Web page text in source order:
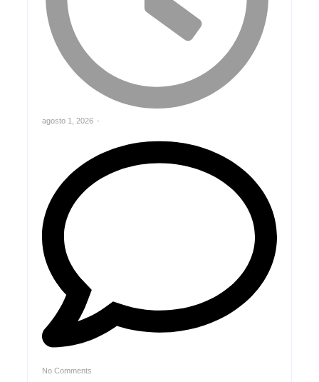
agosto 1, 2026 -
No Comments